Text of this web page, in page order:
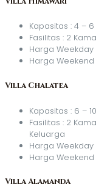
Kapasitas : 4 –
Fasilitas : 2
Harga Weekday
Harga Weekend
Villa Chalatea
Kapasitas : 6 –
Fasilitas : 2
Keluarga
Harga Weekday
Harga Weekend
Villa Alamanda